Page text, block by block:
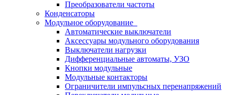
Преобразователи частоты
Конденсаторы
Модульное оборудование
Автоматические выключатели
Аксессуары модульного оборудования
Выключатели нагрузки
Дифференциальные автоматы, УЗО
Кнопки модульные
Модульные контакторы
Ограничители импульсных перенапряжений